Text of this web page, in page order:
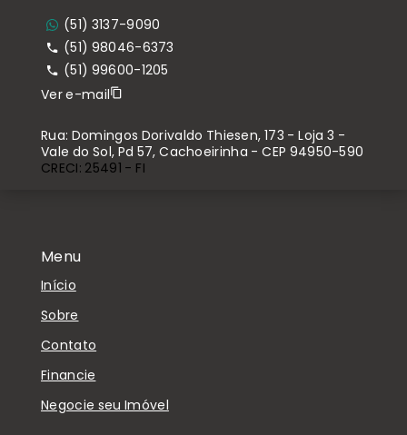
Menu
Início
Sobre
Contato
Financie
Negocie seu Imóvel
(51) 3137-9090
(51) 98046-6373
(51) 99600-1205
Ver e-mail
Rua: Domingos Dorivaldo Thiesen, 173 - Loja 3 -
Vale do Sol, Pd 57, Cachoeirinha - CEP 94950-590
CRECI: 25491 - FI